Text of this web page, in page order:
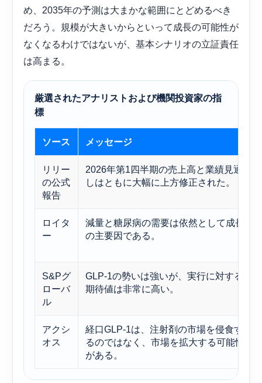
め、2035年の予測は大まかな範囲にとどめるべき
だろう。規模が大きいからといって成長の可能性が
なくなるわけではないが、基本シナリオの立証責任
は高まる。
厳選されたアナリストおよび機関投資家の指
標
ソース メッセージ
リリー
の公式
報告
2026年第1四半期の売上高と業績見通
しはともに大幅に上方修正された。
ロイタ
ー
減量と糖尿病の需要は依然として成長
の主要因である。
S&Pグ
ローバ
ル
GLP-1の勢いは強いが、実行に対する
期待値は非常に高い。
アクシ
オス
経口GLP-1は、注射剤の市場を侵食す
るのではなく、市場を拡大する可能性
がある。